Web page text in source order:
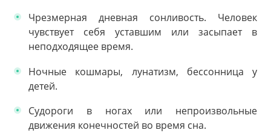
Чрезмерная дневная сонливость. Человек
чувствует себя уставшим или засыпает в
неподходящее время.
Ночные кошмары, лунатизм, бессонница у
детей.
Судороги в ногах или непроизвольные
движения конечностей во время сна.